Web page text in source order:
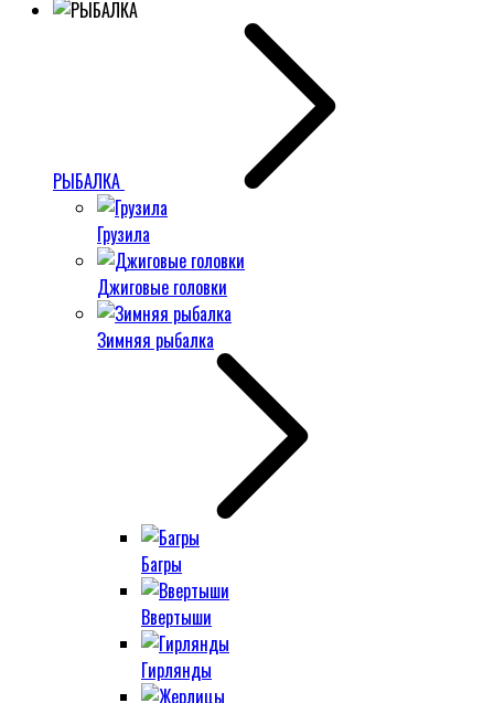
РЫБАЛКА
Грузила
Джиговые головки
Зимняя рыбалка
Багры
Ввертыши
Гирлянды